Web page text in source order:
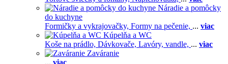
Náradie a pomôcky
do kuchyne
Formičky a vykrajovačky, Formy na pečenie, ... viac
Kúpelňa a WC
Koše na prádlo, Dávkovače, Lavóry, vandle, ... viac
Zaváranie
... viac